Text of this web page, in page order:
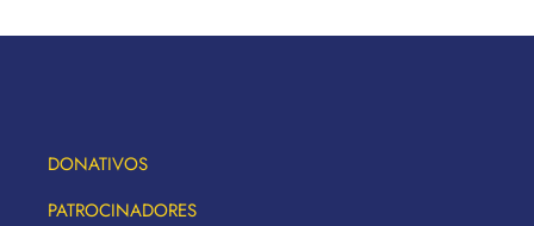
DONATIVOS
PATROCINADORES